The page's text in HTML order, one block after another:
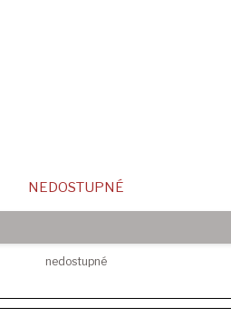
NEDOSTUPNÉ
nedostupné